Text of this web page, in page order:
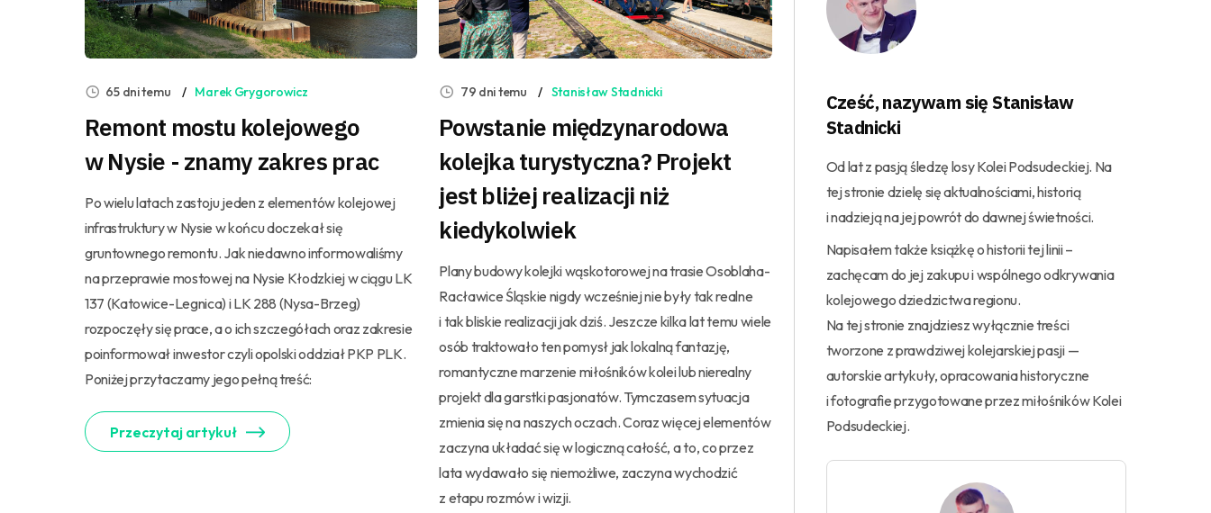
65 dni temu Marek Grygorowicz
Remont mostu kolejowego
w Nysie - znamy zakres prac
Po wielu latach zastoju jeden z elementów kolejowej
infrastruktury w Nysie w końcu doczekał się
gruntownego remontu. Jak niedawno informowaliśmy
na przeprawie mostowej na Nysie Kłodzkiej w ciągu LK
137 (Katowice-Legnica) i LK 288 (Nysa-Brzeg)
rozpoczęły się prace, a o ich szczegółach oraz zakresie
poinformował inwestor czyli opolski oddział PKP PLK.
Poniżej przytaczamy jego pełną treść:
Przeczytaj artykuł
79 dni temu Stanisław Stadnicki
Powstanie międzynarodowa
kolejka turystyczna? Projekt
jest bliżej realizacji niż
kiedykolwiek
Plany budowy kolejki wąskotorowej na trasie Osoblaha-
Racławice Śląskie nigdy wcześniej nie były tak realne
i tak bliskie realizacji jak dziś. Jeszcze kilka lat temu wiele
osób traktowało ten pomysł jak lokalną fantazję,
romantyczne marzenie miłośników kolei lub nierealny
projekt dla garstki pasjonatów. Tymczasem sytuacja
zmienia się na naszych oczach. Coraz więcej elementów
zaczyna układać się w logiczną całość, a to, co przez
lata wydawało się niemożliwe, zaczyna wychodzić
z etapu rozmów i wizji.
Cześć, nazywam się Stanisław
Stadnicki
Od lat z pasją śledzę losy Kolei Podsudeckiej. Na
tej stronie dzielę się aktualnościami, historią
i nadzieją na jej powrót do dawnej świetności.
Napisałem także książkę o historii tej linii –
zachęcam do jej zakupu i wspólnego odkrywania
kolejowego dziedzictwa regionu.
Na tej stronie znajdziesz wyłącznie treści
tworzone z prawdziwej kolejarskiej pasji —
autorskie artykuły, opracowania historyczne
i fotografie przygotowane przez miłośników Kolei
Podsudeckiej.